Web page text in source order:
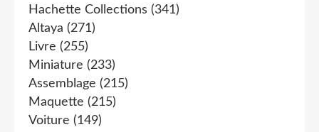
Hachette Collections (341)
Altaya (271)
Livre (255)
Miniature (233)
Assemblage (215)
Maquette (215)
Voiture (149)